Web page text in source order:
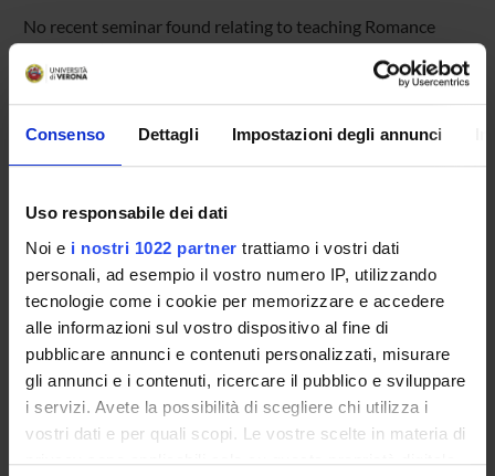
Consenso Dettagli Impostazioni degli annunci
Uso responsabile dei dati
Noi e i nostri 1022 partner trattiamo i vostri dati
personali, ad esempio il vostro numero IP, utilizzando
tecnologie come i cookie per memorizzare e accedere
alle informazioni sul vostro dispositivo al fine di
pubblicare annunci e contenuti personalizzati, misurare
gli annunci e i contenuti, ricercare il pubblico e sviluppare
i servizi. Avete la possibilità di scegliere chi utilizza i
vostri dati e per quali scopi. Le vostre scelte in materia di
privacy sono applicabili solo su questa proprietà digitale
No recent seminar found relating to teaching Romance
Philology (i+p).
PHD PROGRAMMES AND POSTGRADUATE
TRAINING
Contacts
People
Places
Calendar